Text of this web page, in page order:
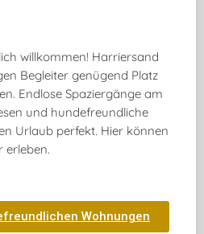
willkommen! Harriersand
Begleiter genügend Platz
Endlose Spaziergänge am
und hundefreundliche
Urlaub perfekt. Hier können
erleben.
Wohnungen